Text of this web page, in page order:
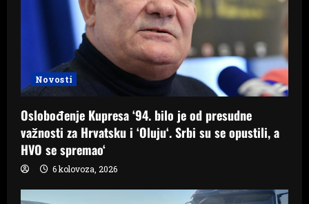
Novosti
Oslobođenje Kupresa ‘94. bilo je od presudne
važnosti za Hrvatsku i ‘Oluju‘. Srbi su se opustili, a
HVO se spremao‘
6 kolovoza, 2026